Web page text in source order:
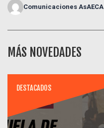
Comunicaciones AsAECA
MÁS NOVEDADES
DESTACADOS